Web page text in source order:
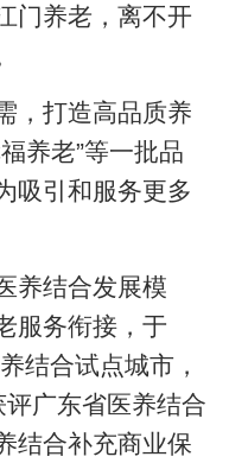
门养老，离不开
，打造高品质养
养老”等一批品
吸引和服务更多
养结合发展模
服务衔接，于
结合试点城市，
广东省医养结合
结合补充商业保